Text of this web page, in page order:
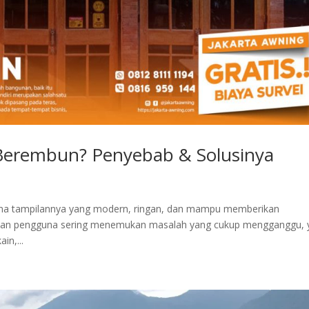
Penyebab & Solusinya
tampilannya yang modern, ringan, dan mampu memberikan
pengguna sering menemukan masalah yang cukup mengganggu,